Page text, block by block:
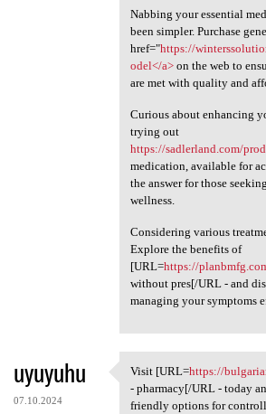
Nabbing your essential
been simpler. Purchase
href="https://
odel</a>on the web to
are met with quality and
Curious about enhancing
trying out
https://sadlerland.com/
medication, available for
the answer for those
wellness.
Considering various
Explore the benefits of
[URL=https://
without pres[/URL - and
managing your symptoms
uyuyuhu
07.10.2024
Visit [URL=https:/
Visit [URL=https://
- pharmacy[/URL - today
friendly options for